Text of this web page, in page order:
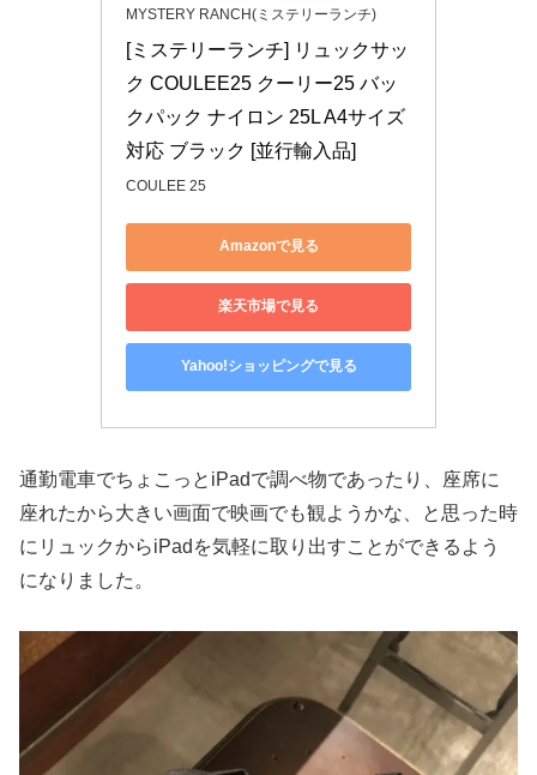
MYSTERY RANCH(ミステリーランチ)
[ミステリーランチ] リュックサッ
ク COULEE25 クーリー25 バッ
クパック ナイロン 25L A4サイズ
対応 ブラック [並行輸入品]
COULEE 25
Amazonで見る
楽天市場で見る
Yahoo!ショッピングで見る
通勤電車でちょこっとiPadで調べ物であったり、座席に
座れたから大きい画面で映画でも観ようかな、と思った時
にリュックからiPadを気軽に取り出すことができるよう
になりました。